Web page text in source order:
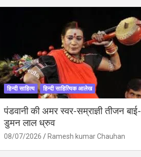
हिन्दी साहित्य हिन्दी साहित्यिक आलेख
पंडवानी की अमर स्वर-सम्राज्ञी तीजन बाई-
डुमन लाल ध्रुव
08/07/2026 Ramesh kumar Chauhan